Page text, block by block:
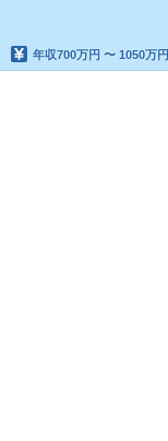
年収700万円 〜 1050万円